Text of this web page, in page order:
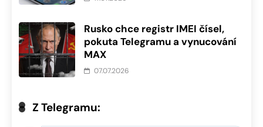
Rusko chce registr IMEI čísel,
pokuta Telegramu a vynucování
MAX
07.07.2026
Z Telegramu: